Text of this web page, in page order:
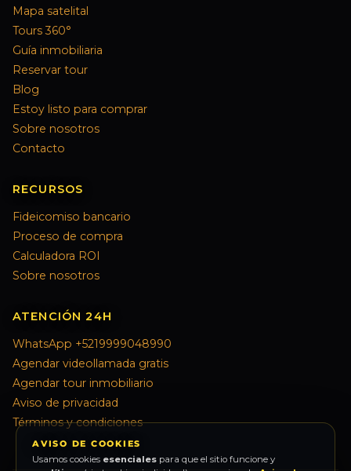
Mapa satelital
Tours 360°
Guía inmobiliaria
Reservar tour
Blog
Estoy listo para comprar
Sobre nosotros
Contacto
RECURSOS
Fideicomiso bancario
Proceso de compra
Calculadora ROI
Sobre nosotros
ATENCIÓN 24H
WhatsApp +5219999048990
Agendar videollamada gratis
Agendar tour inmobiliario
Aviso de privacidad
Términos y condiciones
AVISO DE COOKIES
Usamos cookies esenciales para que el sitio funcione y